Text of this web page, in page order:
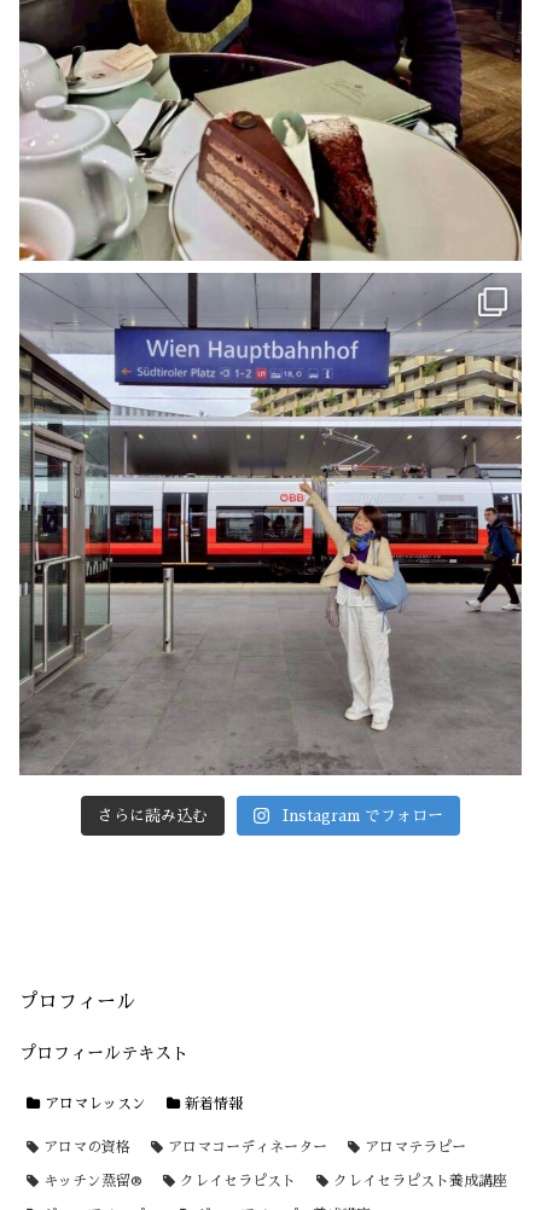
さらに読み込む Instagram でフォロー
プロフィール
プロフィールテキスト
アロマレッスン 新着情報
アロマの資格 アロマコーディネーター アロマテラピー
キッチン蒸留® クレイセラピスト クレイセラピスト養成講座